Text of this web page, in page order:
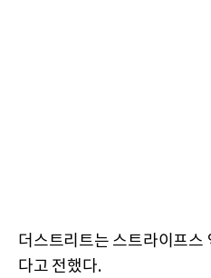
더스트리트는 스트라이프스
다고 전했다.